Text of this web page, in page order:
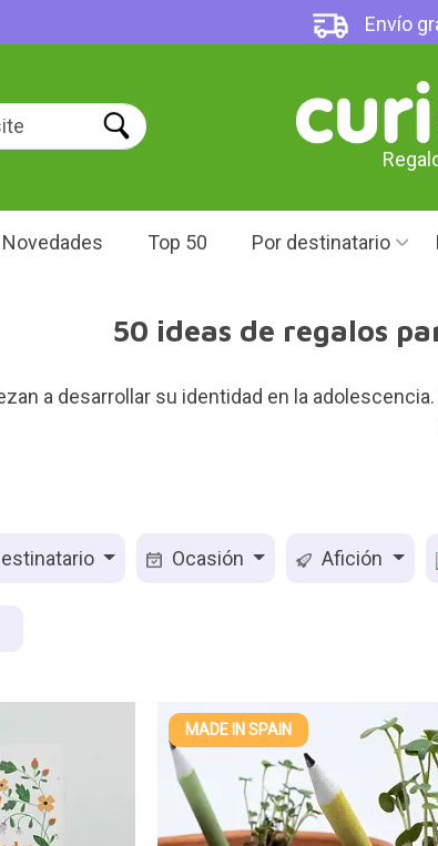
Envío
Novedades Top 50 Por destinatario
50 ideas de regalos
a desarrollar su identidad en la
Ocasión Afición
MADE IN SPAIN